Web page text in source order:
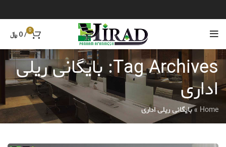
0
/
0 ﷼
Tag Archives: بایگانی ریلی
اداری
Home
»بایگانی ریلی اداری